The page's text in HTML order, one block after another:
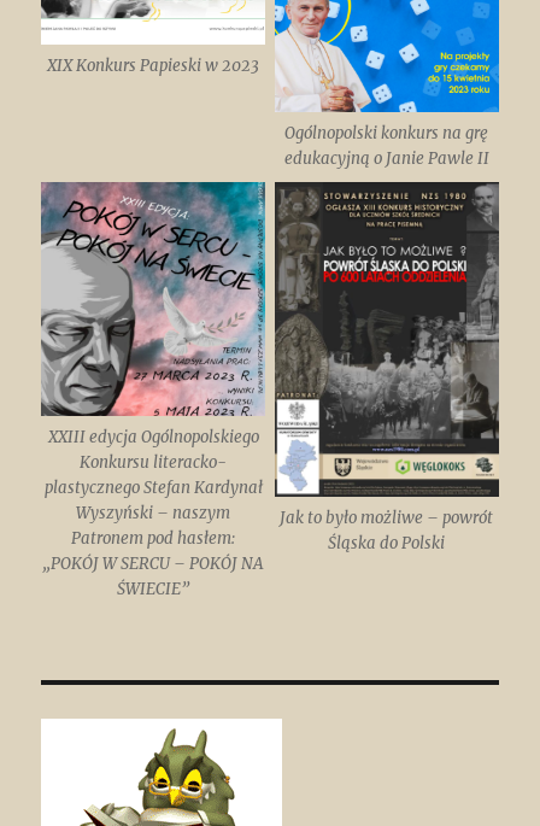
XIX Konkurs Papieski w 2023
Ogólnopolski konkurs na grę
edukacyjną o Janie Pawle II
XXIII edycja Ogólnopolskiego
Konkursu literacko-
plastycznego Stefan Kardynał
Wyszyński – naszym
Patronem pod hasłem:
„POKÓJ W SERCU – POKÓJ NA
ŚWIECIE”
Jak to było możliwe – powrót
Śląska do Polski